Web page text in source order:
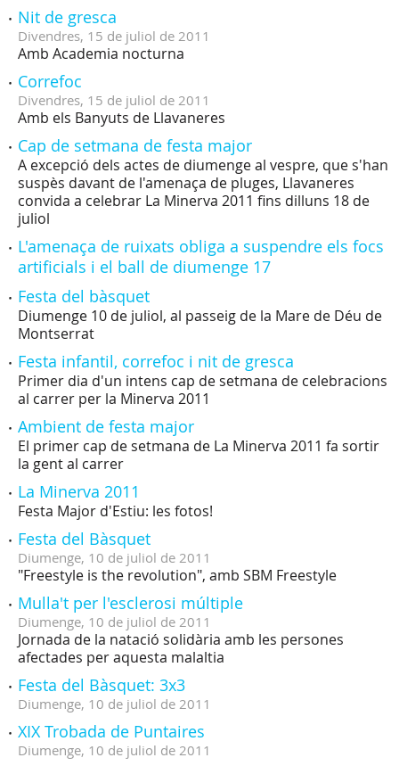
Nit de gresca
Divendres, 15 de juliol de 2011
Amb Academia nocturna
Correfoc
Divendres, 15 de juliol de 2011
Amb els Banyuts de Llavaneres
Cap de setmana de festa major
A excepció dels actes de diumenge al vespre, que s'han
suspès davant de l'amenaça de pluges, Llavaneres
convida a celebrar La Minerva 2011 fins dilluns 18 de
juliol
L'amenaça de ruixats obliga a suspendre els focs
artificials i el ball de diumenge 17
Festa del bàsquet
Diumenge 10 de juliol, al passeig de la Mare de Déu de
Montserrat
Festa infantil, correfoc i nit de gresca
Primer dia d'un intens cap de setmana de celebracions
al carrer per la Minerva 2011
Ambient de festa major
El primer cap de setmana de La Minerva 2011 fa sortir
la gent al carrer
La Minerva 2011
Festa Major d'Estiu: les fotos!
Festa del Bàsquet
Diumenge, 10 de juliol de 2011
"Freestyle is the revolution", amb SBM Freestyle
Mulla't per l'esclerosi múltiple
Diumenge, 10 de juliol de 2011
Jornada de la natació solidària amb les persones
afectades per aquesta malaltia
Festa del Bàsquet: 3x3
Diumenge, 10 de juliol de 2011
XIX Trobada de Puntaires
Diumenge, 10 de juliol de 2011